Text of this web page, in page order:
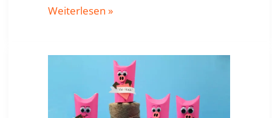
RUDOLPH
BASTELN
Weiterlesen »